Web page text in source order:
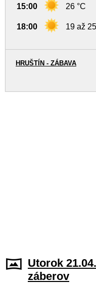
15:00 26 °C
18:00 19 až
HRUŠTÍN - ZÁBAVA
Utorok
záberov